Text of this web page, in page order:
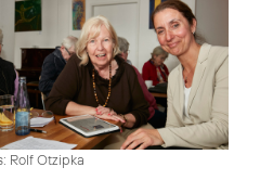
Rolf Otzipka